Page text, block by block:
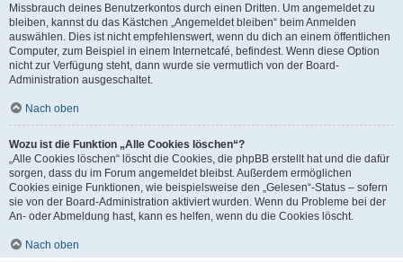
Missbrauch deines Benutzerkontos durch einen Dritten. Um angemeldet zu
bleiben, kannst du das Kästchen „Angemeldet bleiben“ beim Anmelden
auswählen. Dies ist nicht empfehlenswert, wenn du dich an einem öffentlichen
Computer, zum Beispiel in einem Internetcafé, befindest. Wenn diese Option
nicht zur Verfügung steht, dann wurde sie vermutlich von der Board-
Administration ausgeschaltet.
Nach oben
Wozu ist die Funktion „Alle Cookies löschen“?
„Alle Cookies löschen“ löscht die Cookies, die phpBB erstellt hat und die dafür
sorgen, dass du im Forum angemeldet bleibst. Außerdem ermöglichen
Cookies einige Funktionen, wie beispielsweise den „Gelesen“-Status – sofern
sie von der Board-Administration aktiviert wurden. Wenn du Probleme bei der
An- oder Abmeldung hast, kann es helfen, wenn du die Cookies löscht.
Nach oben